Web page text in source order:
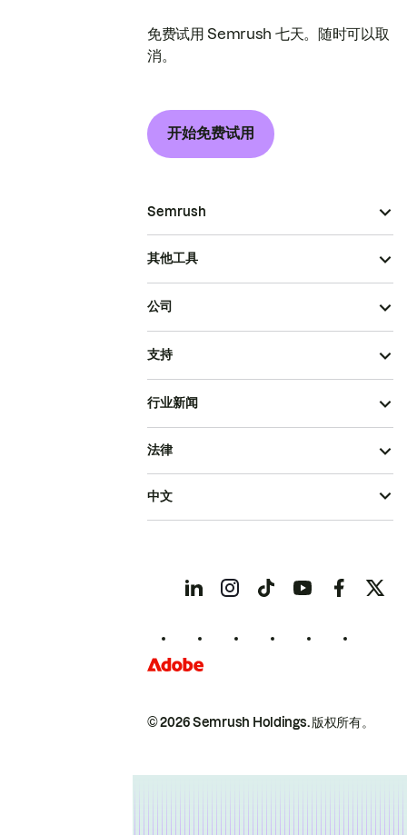
免费试用 Semrush 七天。随时可以取
消。
开始免费试用
Semrush
其他工具
公司
支持
行业新闻
© 2026 Semrush Holdings.版权所有。
法律
中文